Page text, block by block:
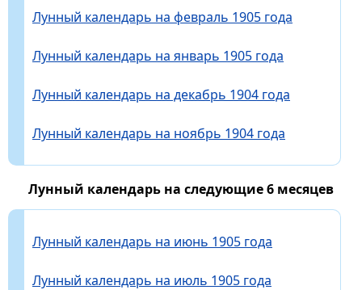
Лунный календарь на февраль 1905 года
Лунный календарь на январь 1905 года
Лунный календарь на декабрь 1904 года
Лунный календарь на ноябрь 1904 года
Лунный календарь на следующие 6 месяцев
Лунный календарь на июнь 1905 года
Лунный календарь на июль 1905 года